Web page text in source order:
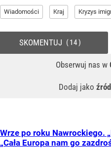
Wiadomości Kraj Kryzys
Obserwuj nas w
Dodaj jako
SKOMENTUJ 14
Wrze po roku Nawrockiego.
„Cała Europa nam go